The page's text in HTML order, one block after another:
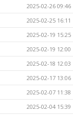
2025-02-26 09:46
2025-02-25 16:11
2025-02-19 15:25
2025-02-19 12:00
2025-02-18 12:03
2025-02-17 13:06
2025-02-07 11:38
2025-02-04 15:39